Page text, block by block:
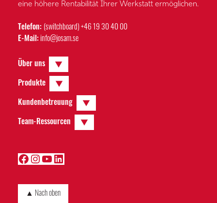
eine höhere Rentabilität Ihrer Werkstatt ermöglichen.
Telefon: (switchboard) +46 19 30 40 00
E-Mail: info@josam.se
Über uns ▼
Child
Menu
Produkte ▼
Child
Menu
Kundenbetreuung ▼
Child
Team-Ressourcen ▼
Child
Facebook
Instagram
YouTube
LinkedIn
▲ Nach oben